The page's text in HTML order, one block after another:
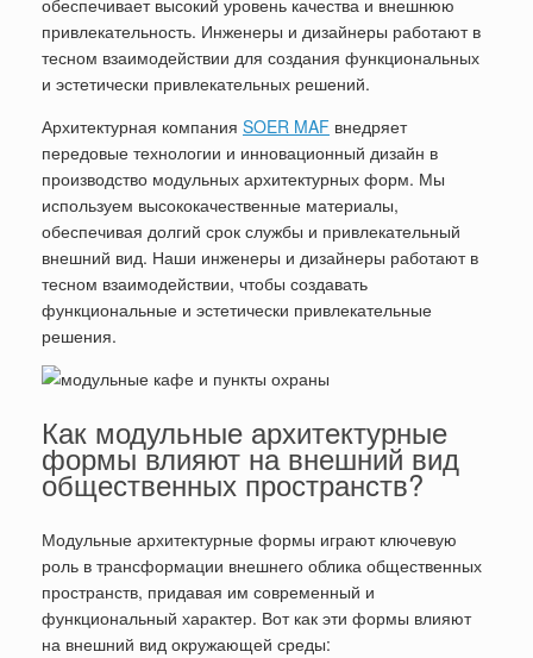
привлекательность. Инженеры и дизайнеры работают в
тесном взаимодействии для создания функциональных
и эстетически привлекательных решений.
Архитектурная компания SOER MAF внедряет
передовые технологии и инновационный дизайн в
производство модульных архитектурных форм. Мы
используем высококачественные материалы,
обеспечивая долгий срок службы и привлекательный
внешний вид. Наши инженеры и дизайнеры работают в
тесном взаимодействии, чтобы создавать
функциональные и эстетически привлекательные
решения.
Как модульные архитектурные
формы влияют на внешний вид
общественных пространств?
Модульные архитектурные формы играют ключевую
роль в трансформации внешнего облика общественных
пространств, придавая им современный и
функциональный характер. Вот как эти формы влияют
на внешний вид окружающей среды: